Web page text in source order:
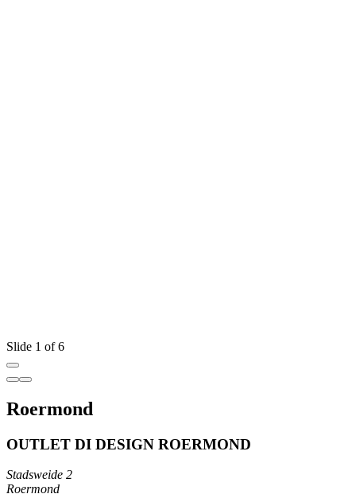
Slide 1 of 6
Roermond
OUTLET DI DESIGN ROERMOND
Stadsweide 2
Roermond